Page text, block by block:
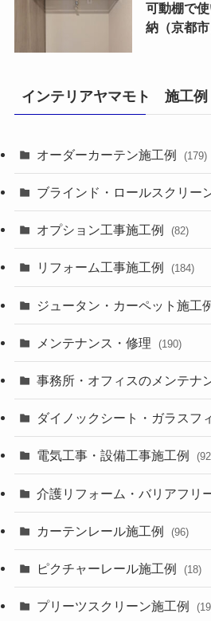
可動棚で
納（京都市
インテリアヤマモト 施工例
オーダーカーテン施工例 (179)
ブラインド・ロールスクリー
オプション工事施工例 (82)
リフォーム工事施工例 (184)
ジュータン・カーペット施工
メンテナンス・修理 (190)
事務所・オフィスのメンテナ
ダイノックシート・ガラスフ
電気工事・設備工事施工例
介護リフォーム・バリアフリ
カーテンレール施工例 (96)
ピクチャーレール施工例 (18)
プリーツスクリーン施工例